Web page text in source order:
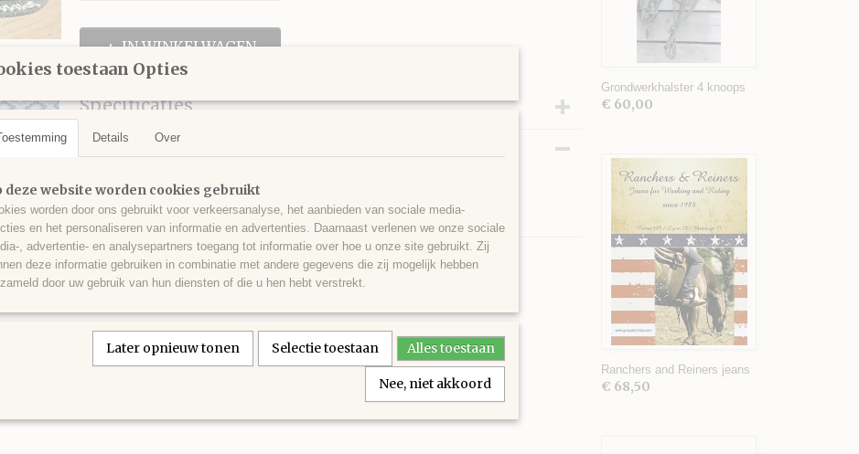
IN WINKELWAGEN
Specificaties
Productcode leverancier
Omschrijving
Gemaakt van canvas. In de kleuren bruin en zwart.
Bevestiging door middel van lusjes waar de riem doorheen gaat.
Grondwerkhalster 4 knoops
€ 60,00
Ranchers and Reiners jeans
€ 68,50
toestaan Opties
Details Over
deze website worden cookies gebruikt
worden door ons gebruikt voor verkeersanalyse, het aanbieden van sociale media-
en het personaliseren van informatie en advertenties. Daarnaast verlenen we onze sociale
, advertentie- en analysepartners toegang tot informatie over hoe u onze site gebruikt. Zij
deze informatie gebruiken in combinatie met andere gegevens die zij mogelijk hebben
door uw gebruik van hun diensten of die u hen hebt verstrekt.
Later opnieuw tonen Selectie toestaan Alles toestaan
Nee, niet akkoord